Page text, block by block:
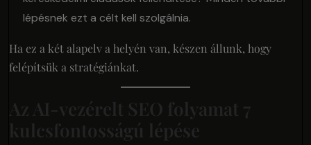
lépésnek ezt a célt kell szolgálnia.
Ha ez a két alapelv a helyén van, készen állunk, hogy
felépítsük a stratégiánkat.
Az AI-vezérelt SEO folyamat 7
kulcsfontosságú lépése